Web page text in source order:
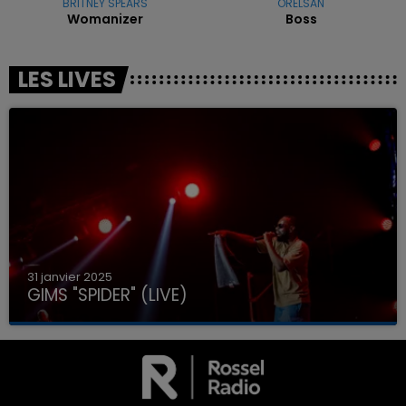
Womanizer Boss
LES LIVES
31 janvier 2025
GIMS "SPIDER" (LIVE)